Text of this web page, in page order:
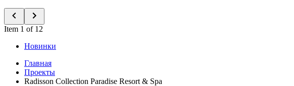
Item 1 of 12
Новинки
Главная
Проекты
Radisson Collection Paradise Resort & Spa